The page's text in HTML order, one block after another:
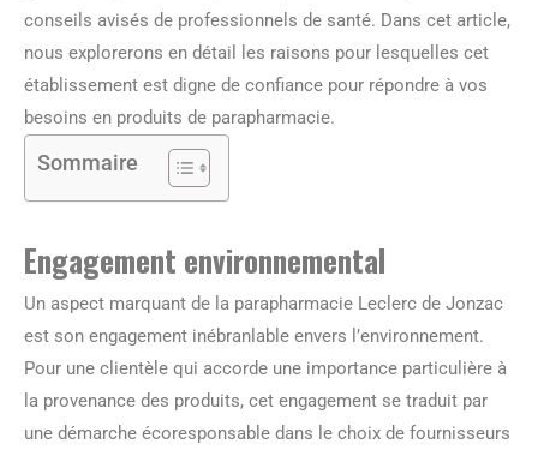
conseils avisés de professionnels de santé. Dans cet article,
nous explorerons en détail les raisons pour lesquelles cet
établissement est digne de confiance pour répondre à vos
besoins en produits de parapharmacie.
Sommaire
Engagement environnemental
Un aspect marquant de la parapharmacie Leclerc de Jonzac
est son engagement inébranlable envers l’environnement.
Pour une clientèle qui accorde une importance particulière à
la provenance des produits, cet engagement se traduit par
une démarche écoresponsable dans le choix de fournisseurs